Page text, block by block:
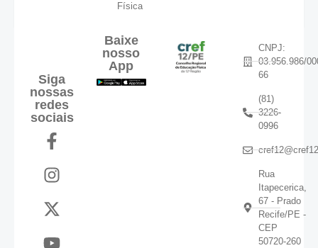
Física
Siga
nossas
redes
sociais
Baixe
nosso
App
CNPJ:
03.956.986/
66
(81)
3226-
0996
Rua
Itapecerica,
67 - Prado
Recife/PE -
CEP
50720-260